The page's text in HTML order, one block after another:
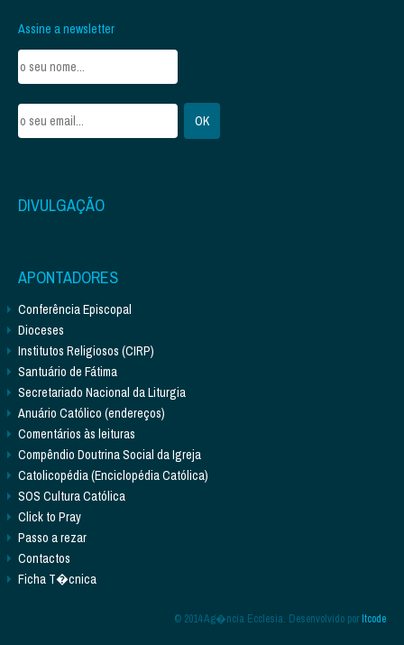
Assine a newsletter
DIVULGAÇÃO
APONTADORES
Conferência Episcopal
Dioceses
Institutos Religiosos (CIRP)
Santuário de Fátima
Secretariado Nacional da Liturgia
Anuário Católico (endereços)
Comentários às leituras
Compêndio Doutrina Social da Igreja
Catolicopédia (Enciclopédia Católica)
SOS Cultura Católica
Click to Pray
Passo a rezar
Contactos
Ficha T�cnica
© 2014 Ag�ncia Ecclesia. Desenvolvido porItcode